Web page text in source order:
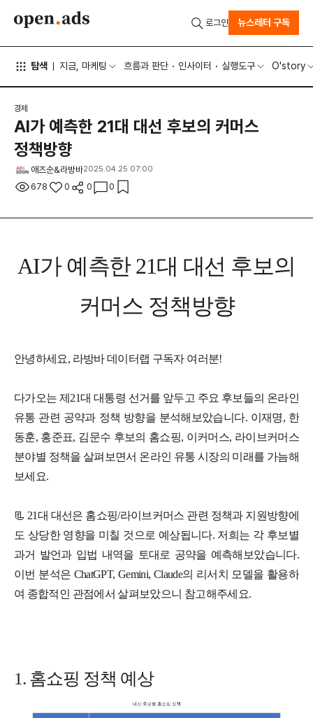
탐색 지금, 마케팅 흐름과 판단 인사이터 실행도구 O'story
로그인 뉴스레터 구독
경제
AI가 예측한 21대 대선 후보의 커머스
정책방향
애즈순&라방바2025.04.25 07:00
678 0 0 0
AI가 예측한 21대 대선 후보의
커머스 정책방향
안녕하세요, 라방바 데이터랩 구독자 여러분!
다가오는 제21대 대통령 선거를 앞두고 주요 후보들의 온라인
유통 관련 공약과 정책 방향을 분석해보았습니다. 이재명, 한
동훈, 홍준표, 김문수 후보의 홈쇼핑, 이커머스, 라이브커머스
분야별 정책을 살펴보면서 온라인 유통 시장의 미래를 가늠해
보세요.
📃 21대 대선은 홈쇼핑/라이브커머스 관련 정책과 지원방향에
도 상당한 영향을 미칠 것으로 예상됩니다. 저희는 각 후보별
과거 발언과 입법 내역을 토대로 공약을 예측해보았습니다.
이번 분석은 ChatGPT, Gemini, Claude의 리서치 모델을 활용하
여 종합적인 관점에서 살펴보았으니 참고해주세요.
1. 홈쇼핑 정책 예상